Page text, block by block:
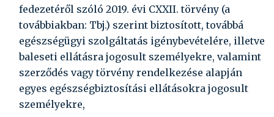
fedezetéről szóló2019. évi CXXII. törvény (a
továbbiakban: Tbj.) szerint biztosított, továbbá
egészségügyi szolgáltatás igénybevételére, illetve
baleseti ellátásra jogosult személyekre, valamint
szerződés vagy törvény rendelkezése alapján
egyes egészségbiztosítási ellátásokra jogosult
személyekre,